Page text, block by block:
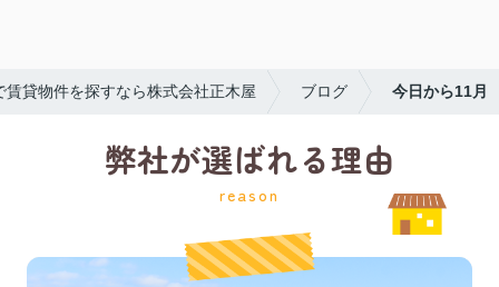
賃貸物件を探すなら株式会社正木屋 ブログ 今日から11月
弊社が選ばれる理由
reason